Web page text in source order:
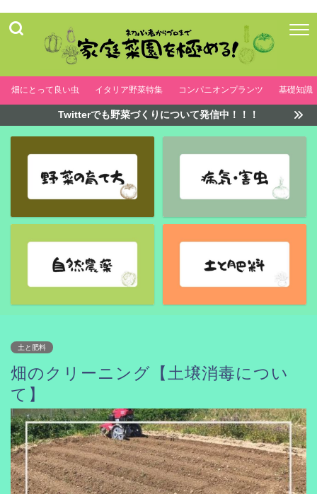
畑にとって良い虫 イタリア野菜特集 コンパニオンプランツ 基礎知識
Twitterでも野菜づくりについて発信中！！！
土と肥料
畑のクリーニング【土壌消毒につい
て】